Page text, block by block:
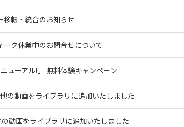
移転・統合のお知らせ
ーク休業中のお問合せについて
ューアル!」 無料体験キャンペーン
の動画をライブラリに追加いたしました
動画をライブラリに追加いたしました